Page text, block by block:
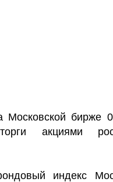
бирже
акциями
индекс